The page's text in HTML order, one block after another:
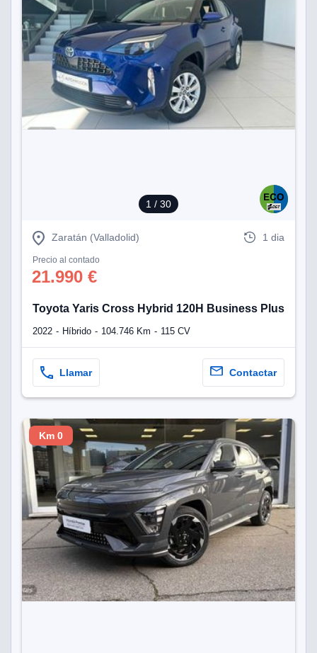
1 / 30
Zaratán (Valladolid) 1 dia
Precio al contado
21.990 €
Toyota Yaris Cross Hybrid 120H Business Plus
2022 Híbrido 104.746 Km 115 CV
Llamar Contactar
Km 0